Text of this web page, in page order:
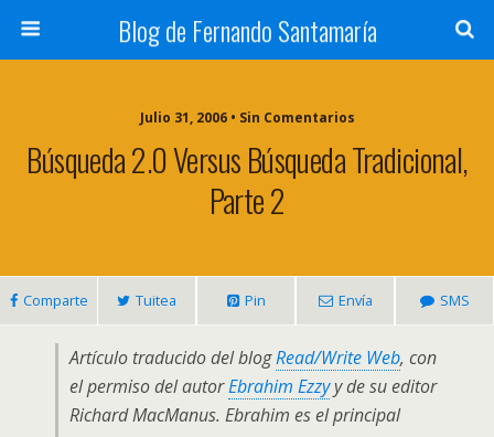
Blog de Fernando Santamaría
Julio 31, 2006 • Sin Comentarios
Búsqueda 2.0 Versus Búsqueda Tradicional,
Parte 2
Comparte Tuitea Pin Envía SMS
Artículo traducido del blogRead/Write Web, con
el permiso del autorEbrahim Ezzyy de su editor
Richard MacManus. Ebrahim es el principal